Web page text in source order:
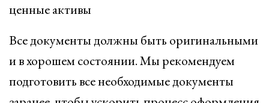
ценные активы
Все документы должны быть оригинальными
и в хорошем состоянии. Мы рекомендуем
подготовить все необходимые документы